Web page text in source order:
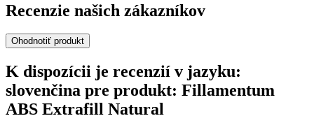
Recenzie našich zákazníkov
Ohodnotiť produkt
K dispozícii je recenzií v jazyku:
slovenčina pre produkt: Fillamentum
ABS Extrafill Natural